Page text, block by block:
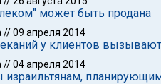
может быть продана
//09 апреля 2014
у клиентов
//04 апреля 2014
израильтянам,